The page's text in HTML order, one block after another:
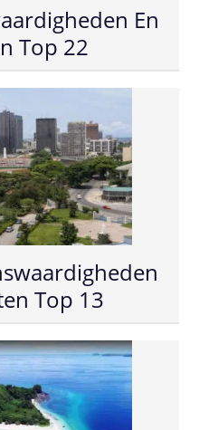
En
Top 22
Top 13